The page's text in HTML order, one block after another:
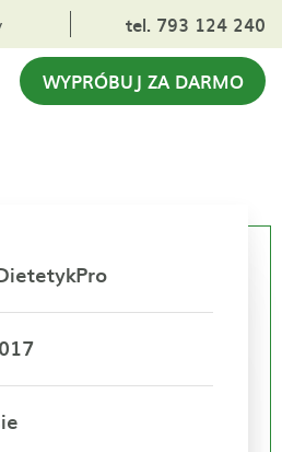
tel. 793 124 240
WYPRÓBUJ ZA DARMO